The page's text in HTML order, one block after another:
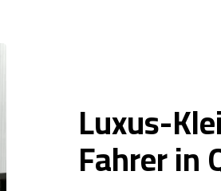
Luxus-
Fahrer in